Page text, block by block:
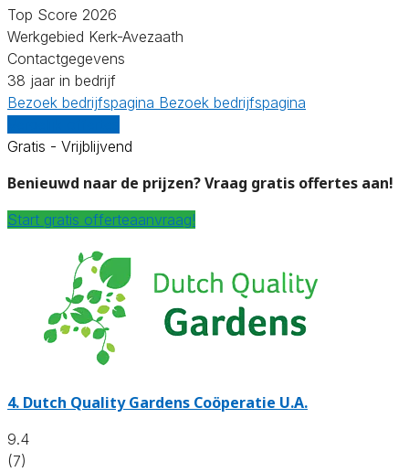
Top Score 2026
Werkgebied Kerk-Avezaath
Contactgegevens
38 jaar in bedrijf
Bezoek bedrijfspagina Bezoek bedrijfspagina
Gratis - Vrijblijvend
Benieuwd naar de prijzen? Vraag gratis offertes aan!
Start gratis offerteaanvraag!
4. Dutch Quality Gardens Coöperatie U.A.
9.4
(7)